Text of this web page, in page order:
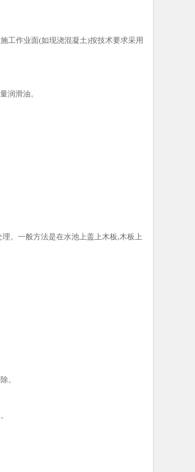
工作业面(如现浇混凝土)按技术要求采用
润滑油。
。一般方法是在水池上盖上木板,木板上
。